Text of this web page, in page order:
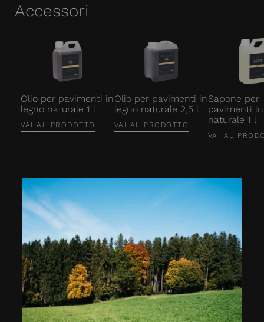
Accessori
Olio per pavimenti in
legno naturale 1 l
VAI AL PRODOTTO
Olio per pavimenti in
legno naturale 2,5 l
VAI AL PRODOTTO
Sapone per
pavimenti
naturale 1 l
VAI AL